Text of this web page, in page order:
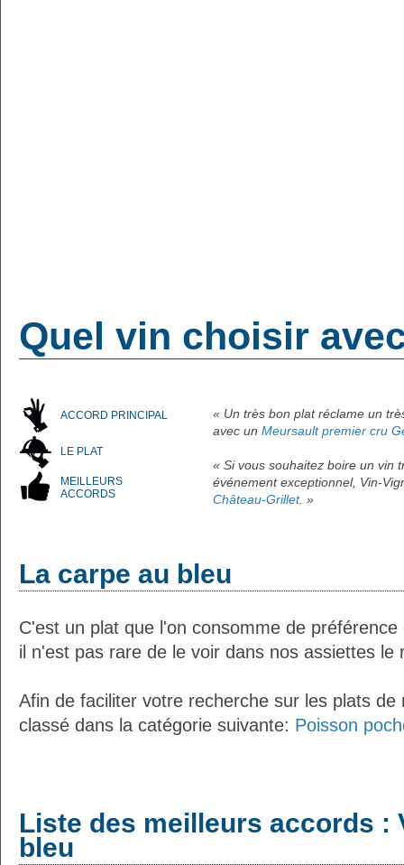
Quel vin choisir
ACCORD PRINCIPAL
LE PLAT
MEILLEURS
ACCORDS
« Un très bon plat réclame un
avec un Meursault premier cru
« Si vous souhaitez boire un vin
événement exceptionnel, Vin-
Château-Grillet. »
La carpe au bleu
C'est un plat que l'on consomme de
il n'est pas rare de le voir dans nos assiettes le
Afin de faciliter votre recherche sur les plats
classé dans la catégorie suivante: Poisson
Liste des meilleurs accords :
bleu